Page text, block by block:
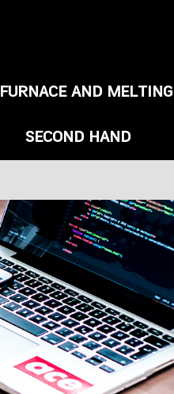
FURNACE AND MELTING
SECOND HAND